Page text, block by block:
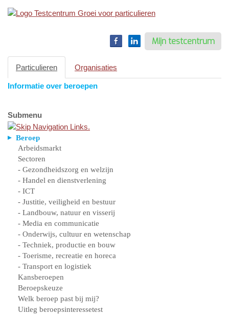
Mijn testcentrum
Particulieren Organisaties
Informatie over beroepen
Submenu
Beroep
Arbeidsmarkt
Sectoren
- Gezondheidszorg en welzijn
- Handel en dienstverlening
- ICT
- Justitie, veiligheid en bestuur
- Landbouw, natuur en visserij
- Media en communicatie
- Onderwijs, cultuur en wetenschap
- Techniek, productie en bouw
- Toerisme, recreatie en horeca
- Transport en logistiek
Kansberoepen
Beroepskeuze
Welk beroep past bij mij?
Uitleg beroepsinteressetest